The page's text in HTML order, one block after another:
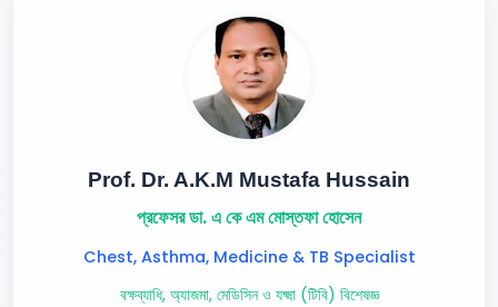
Prof. Dr. A.K.M Mustafa Hussain
প্রফেসর ডা. এ কে এম মোস্তফা হোসেন
Chest, Asthma, Medicine & TB Specialist
বক্ষব্যাধি, অ্যাজমা, মেডিসিন ও যক্ষ্মা (টিবি) বিশেষজ্ঞ